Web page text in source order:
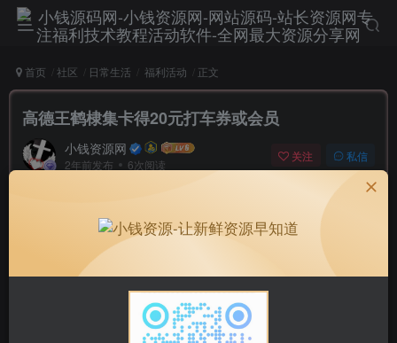
首页 社区 日常生活 福利活动 正文
高德王鹤棣集卡得20元打车券或会员
小钱资源网
2年前发布 6次阅读
关注 私信
高德地图APP搜索“王鹤棣集卡”
集齐6张卡合成，前1万名得20元打车券，前3万名得腾讯
视频会员月卡（或累计26张卡片直接兑换）